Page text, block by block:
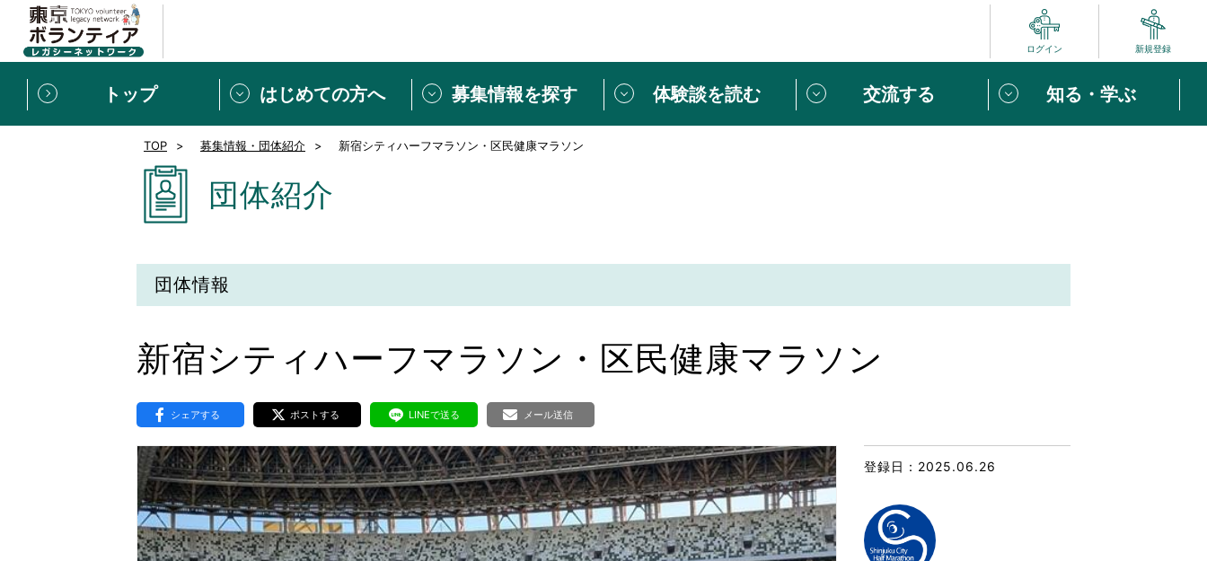
ログイン 新規登録
トップ はじめての方へ
新規登録 ボランティアをしたい方は
あなたにぴったりなボランティアをチェック！
VLNポイントとは 中高生が参加できるボランティア
募集情報を探す
募集情報
体験談を読む
[個人] 体験談
交流する
ボランティアの広場
知る・学ぶ
新着記事一覧
スペシャルインタビュー
ボランティアはじめの一歩
活動のヒント
東京2020大会の軌跡
シティキャスト
おもてなし語学ボランティア
TOP 募集情報・団体紹介 新宿シティハーフマラソン・区民健康マラソン
団体紹介
団体情報
新宿シティハーフマラソン・区民健康マラソン
シェアする ポストする LINEで送る メール送信
登録日：2025.06.26